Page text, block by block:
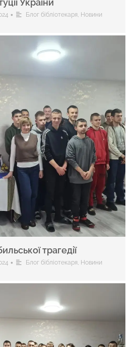
України
• Блог бібліотекаря, Новини
трагедії
• Блог бібліотекаря, Новини